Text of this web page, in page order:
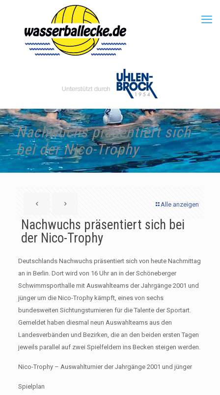
Nachwuchs präsentiert sich
bei der Nico-Trophy
Alle anzeigen
Nachwuchs präsentiert sich bei
der Nico-Trophy
Deutschlands Nachwuchs präsentiert sich von heute Nachmittag
an in Berlin. Dort wird von 16 Uhr an in der Schöneberger
Schwimmsporthalle mit Auswahlteams der Jahrgänge 2001 und
jünger um die Nico-Trophy kämpft, eines von sechs
bundesweiten Sichtungsturnieren für die Talente der Sportart.
Gemeldet haben diesmal neun Auswahlteams aus den
Landesverbänden und Bezirken, die an den beiden ersten Tagen
jeweils parallel auf zwei Spielfeldern ins Becken steigen werden.
Nico-Trophy – Auswahlturnier der Jahrgänge 2001 und jünger
Spielplan